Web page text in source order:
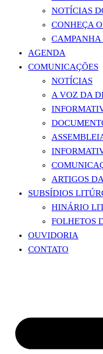
NOTÍCIAS
CONHEÇA
AGENDA
COMUNICAÇÕES
NOTÍCIAS
A VOZ DA
ARTIGOS
SUBSÍDIOS
HINÁRIO
FOLHETOS
OUVIDORIA
CONTATO